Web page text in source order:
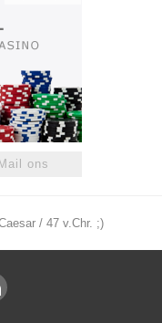
ons
/ 47 v.Chr. ;)